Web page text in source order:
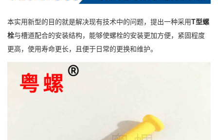
本实用新型的目的就是解决现有技术中的问题，提出一种采用T型螺
栓与槽道配合的安装结构，能够使螺栓的安装更加方便，紧固程度
更高，使用寿命更长，且便于日常的更换和维护。